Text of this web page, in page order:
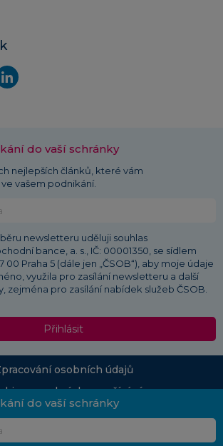
do vaší schránky
nejlepších článků, které vám
vašem podnikání.
newsletteru uděluji souhlas
bance, a. s., IČ: 00001350, se sídlem
00 Praha 5 (dále jen „ČSOB“), aby moje údaje
využila pro zasílání newsletteru a další
zejména pro zasílání nabídek služeb ČSOB.
Přihlásit
osobních údajů
a podmínky používání
Československá obchodní banka, a. s., Radlická 333/150,
do vaší schránky